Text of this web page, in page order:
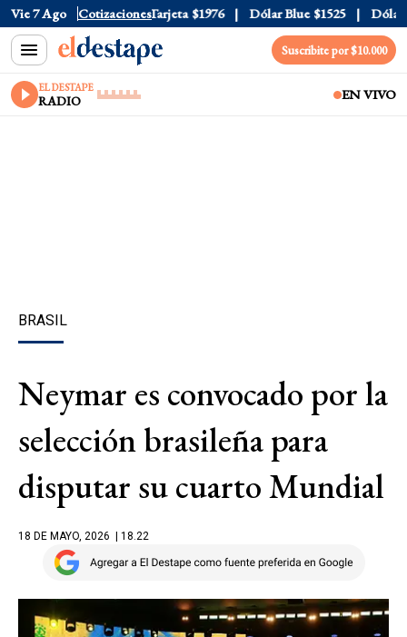
Vie 7 Ago Cotizaciones
$1520 Dólar Tarjeta $1976 Dólar Blue $1525 Dólar
Suscribite por $10.000
EL DESTAPE
RADIO EN VIVO
BRASIL
Neymar es convocado por la
selección brasileña para
disputar su cuarto Mundial
18 DE MAYO, 2026 | 18.22